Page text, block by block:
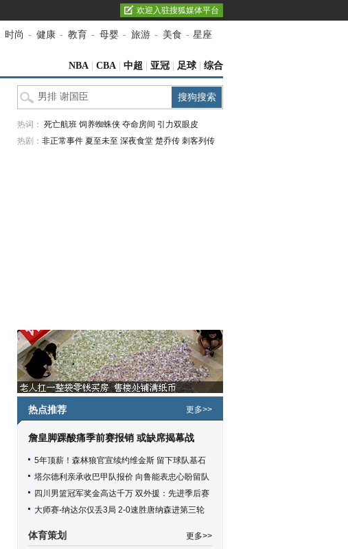
欢迎入驻搜狐媒体平台
时尚 - 健康 - 教育 - 母婴 - 旅游 - 美食 - 星座
NBA CBA 中超 亚冠 足球 综合
热词： 死亡航班 饲养蜘蛛侠 夺命房间 引力双眼皮
热剧： 非正常事件 夏至未至 深夜食堂 楚乔传 刺客列传
热点推荐 更多>>
詹皇脚踝酸痛季前赛报销 或缺席揭幕战
5年顶薪！森林狼官宣续约维金斯 留下球队基石
塔尔德利亲承收巴甲队报价 向鲁能表忠心盼留队
四川男篮冠军奖金高达千万 双外援：先进季后赛
大师赛-纳达尔仅丢3局 2-0速胜唐纳森进第三轮
体育策划 更多>>